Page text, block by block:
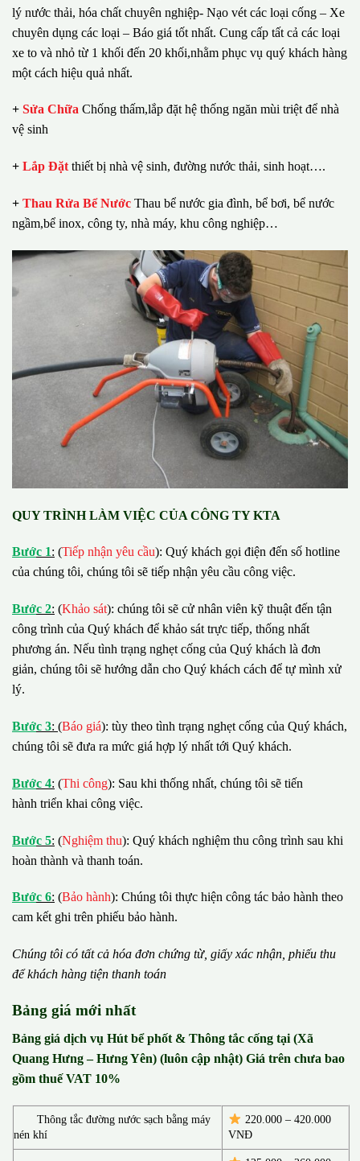
lý nước thải, hóa chất chuyên nghiệp- Nạo vét các loại cống – Xe
chuyên dụng các loại – Báo giá tốt nhất. Cung cấp tất cả các loại
xe to và nhỏ từ 1 khối đến 20 khối,nhằm phục vụ quý khách hàng
một cách hiệu quả nhất.
+ Sửa Chữa Chống thấm,lắp đặt hệ thống ngăn mùi triệt để nhà
vệ sinh
+ Lắp Đặt thiết bị nhà vệ sinh, đường nước thải, sinh hoạt….
+ Thau Rửa Bể Nước Thau bể nước gia đình, bể bơi, bể nước
ngầm,bể inox, công ty, nhà máy, khu công nghiệp…
QUY TRÌNH LÀM VIỆC CỦA CÔNG TY KTA
Bước 1: (Tiếp nhận yêu cầu): Quý khách gọi điện đến số hotline
của chúng tôi, chúng tôi sẽ tiếp nhận yêu cầu công việc.
Bước 2: (Khảo sát): chúng tôi sẽ cử nhân viên kỹ thuật đến tận
công trình của Quý khách để khảo sát trực tiếp, thống nhất
phương án. Nếu tình trạng nghẹt cống của Quý khách là đơn
giản, chúng tôi sẽ hướng dẫn cho Quý khách cách để tự mình xử
lý.
Bước 3: (Báo giá): tùy theo tình trạng nghẹt cống của Quý khách,
chúng tôi sẽ đưa ra mức giá hợp lý nhất tới Quý khách.
Bước 4: (Thi công): Sau khi thống nhất, chúng tôi sẽ tiến
hành triển khai công việc.
Bước 5: (Nghiệm thu): Quý khách nghiệm thu công trình sau khi
hoàn thành và thanh toán.
Bước 6: (Bảo hành): Chúng tôi thực hiện công tác bảo hành theo
cam kết ghi trên phiếu bảo hành.
Chúng tôi có tất cả hóa đơn chứng từ, giấy xác nhận, phiếu thu
đểkhách hàng tiện thanh toán
Bảng giá mới nhất
Bảng giá dịch vụ Hút bể phốt & Thông tắc cống tại (Xã
Quang Hưng – Hưng Yên) (luôn cập nhật) Giá trên chưa bao
gồm thuế VAT 10%
Thông tắc đường nước sạch bằng máy
nén khí
220.000 – 420.000
VNĐ